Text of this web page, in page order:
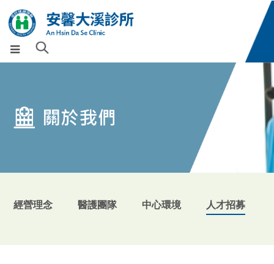
經營理念 醫護團隊 中心環境 人才招募